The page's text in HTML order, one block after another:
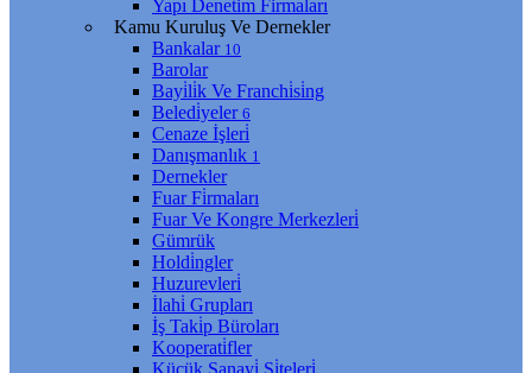
Yapı Deneti̇m Fi̇rmaları
Kamu Kuruluş Ve Dernekler
Bankalar 10
Barolar
Bayi̇li̇k Ve Franchi̇si̇ng
Beledi̇yeler 6
Cenaze İşleri̇
Danışmanlık 1
Dernekler
Fuar Fi̇rmaları
Fuar Ve Kongre Merkezleri̇
Gümrük
Holdi̇ngler
Huzurevleri̇
İlahi̇ Grupları
İş Taki̇p Büroları
Kooperati̇fler
Küçük Sanayi̇ Si̇teleri̇